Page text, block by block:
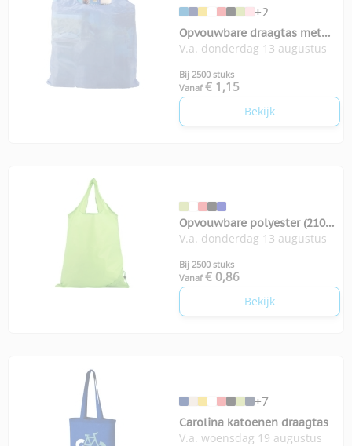
+2
Opvouwbare draagtas met
karabijnhaakje
V.a. donderdag 13 augustus
Bij 2500 stuks
Vanaf € 1,15
Bekijk
Opvouwbare polyester (210D)
boodschappentas
V.a. donderdag 13 augustus
Bij 2500 stuks
Vanaf € 0,86
Bekijk
+7
Carolina katoenen draagtas
V.a. woensdag 19 augustus